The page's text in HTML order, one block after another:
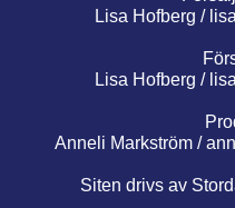
Lisa Hofberg /
Lisa Hofberg /
Anneli Markström /
Siten drivs av